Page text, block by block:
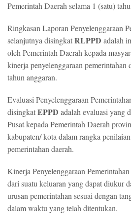
Pemerintah Daerah selama 1 (satu)
Ringkasan Laporan Penyelenggaraan
selanjutnya disingkatRLPPD adalah
oleh Pemerintah Daerah kepada
kinerja penyelenggaraan pemerintahan
tahun anggaran.
Evaluasi Penyelenggaraan
disingkatEPPD adalah evaluasi yang
Pusat kepada Pemerintah Daerah
kabupaten/ kota dalam rangka
pemerintahan daerah.
Kinerja Penyelenggaraan
dari suatu keluaran yang dapat diukur
urusan pemerintahan sesuai dengan
dalam waktu yang telah ditentukan.